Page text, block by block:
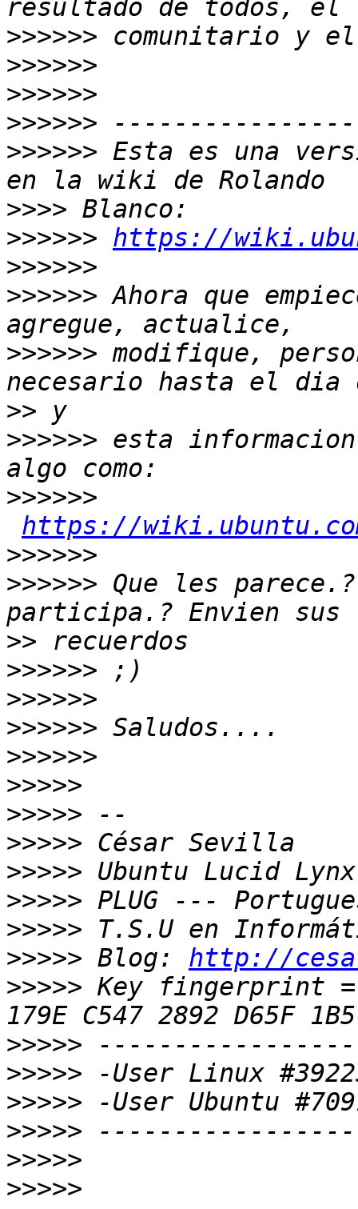
>>>>>>
>>>>>>
>>>>>>
>>>>>>
>>>>>> Esta es una
>>>>
>>>>>> https://
>>>>>>
>>>>>> Ahora que
>>>>>> modifique,
>>
>>>>>> esta
>>>>>>
https://
>>>>>>
>>>>>> Que les
>>
>>>>>>
>>>>>>
>>>>>>
>>>>>>
>>>>>
>>>>>
>>>>>
>>>>>
>>>>>
>>>>>
>>>>> Blog: http://
>>>>> Key fingerprint =
>>>>>
>>>>>
>>>>>
>>>>>
>>>>>
>>>>>